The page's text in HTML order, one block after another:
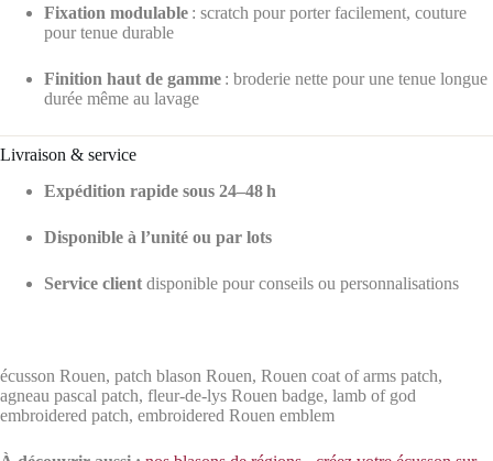
Fixation modulable : scratch pour porter facilement, couture
pour tenue durable
Finition haut de gamme : broderie nette pour une tenue longue
durée même au lavage
Livraison & service
Expédition rapide sous 24–48 h
Disponible à l’unité ou par lots
Service client disponible pour conseils ou personnalisations
écusson Rouen, patch blason Rouen, Rouen coat of arms patch,
agneau pascal patch, fleur-de-lys Rouen badge, lamb of god
embroidered patch, embroidered Rouen emblem